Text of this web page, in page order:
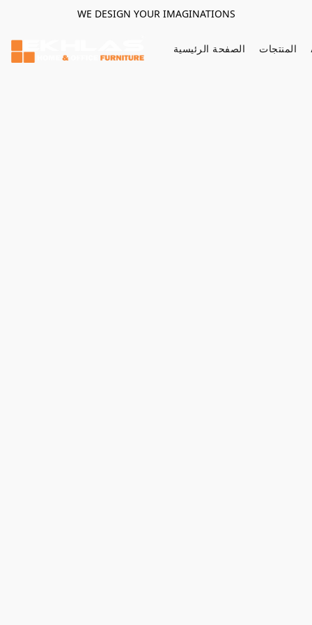
WE DESIGN YOUR IMAGINATIONS
الصفحة الرئيسية المنتجات